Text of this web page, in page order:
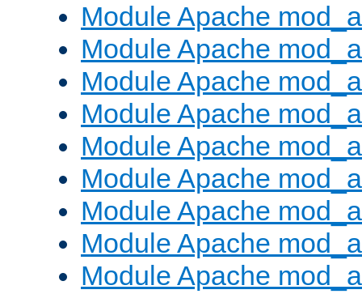
Module Apache
Module Apache
Module Apache
Module Apache
Module Apache
Module Apache
Module Apache
Module Apache
Module Apache